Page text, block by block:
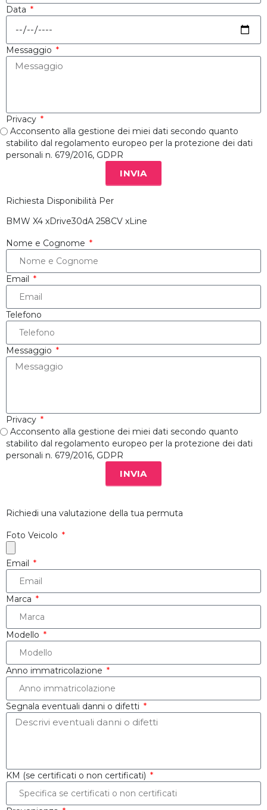
Data
Messaggio
Privacy
Acconsento alla gestione dei miei dati secondo quanto
stabilito dal regolamento europeo per la protezione dei dati
personali n. 679/2016, GDPR
INVIA
Richiesta Disponibilità Per
BMW X4 xDrive30dA 258CV xLine
Nome e Cognome
Email
Telefono
Messaggio
Privacy
Acconsento alla gestione dei miei dati secondo quanto
stabilito dal regolamento europeo per la protezione dei dati
personali n. 679/2016, GDPR
INVIA
Richiedi una valutazione della tua permuta
Foto Veicolo
Email
Marca
Modello
Anno immatricolazione
Segnala eventuali danni o difetti
KM (se certificati o non certificati)